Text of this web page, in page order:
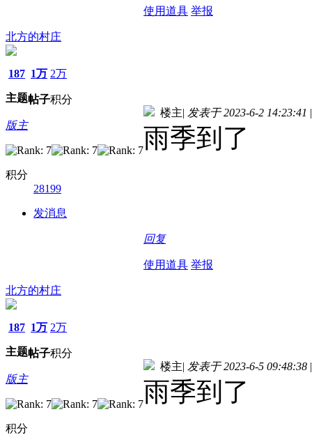
使用道具 举报
北方的村庄
187
主题
1万
帖子
2万
积分
版主
积分
28199
发消息
楼主| 发表于 2023-6-2 14:23:41 |
雨季到了
回复
使用道具 举报
北方的村庄
187
主题
1万
帖子
2万
积分
版主
积分
楼主| 发表于 2023-6-5 09:48:38 |
雨季到了